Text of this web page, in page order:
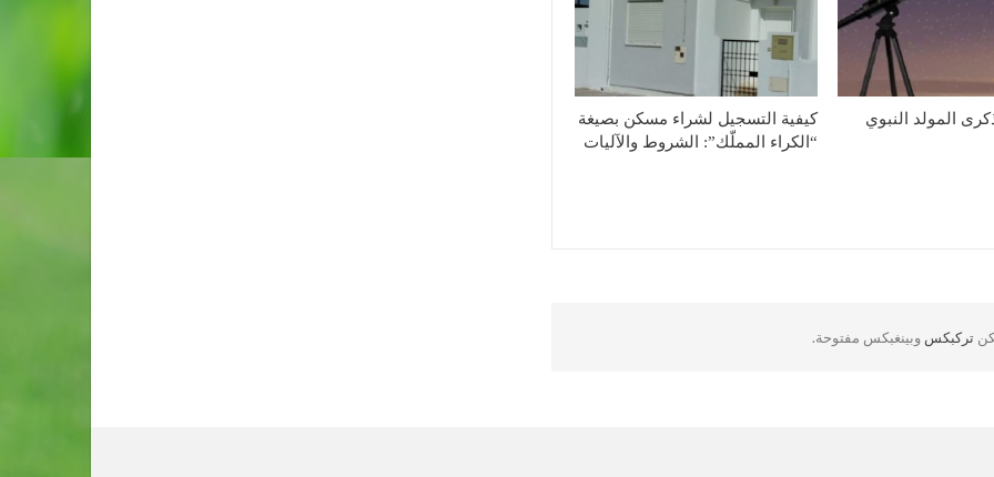
المولد النبوي
كيفية التسجيل لشراء مسكن بصيغة
“الكراء المملّك”: الشروط والآليات
تركبكس وبينغبكس مفتوحة.